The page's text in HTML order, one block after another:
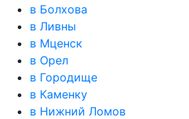
в Болхова
в Ливны
в Мценск
в Орел
в Городище
в Каменку
в Нижний Ломов